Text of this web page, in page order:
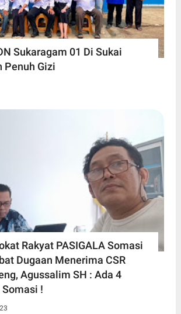
Sukaragam 01 Di Sukai
Penuh Gizi
Rakyat PASIGALA Somasi
Dugaan Menerima CSR
Agussalim SH : Ada 4
!